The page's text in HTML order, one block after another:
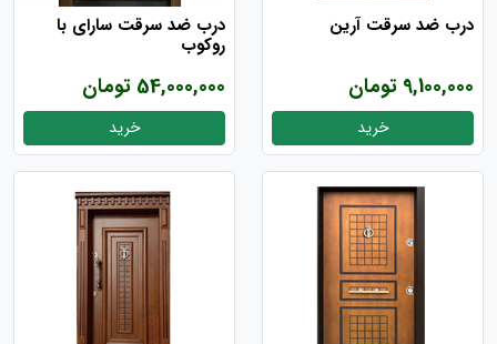
درب ضد سرقت آرین
9,100,000 تومان
خرید
درب ضد سرقت سارای با
روکوب
54,000,000 تومان
خرید